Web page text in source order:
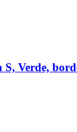
Verde,